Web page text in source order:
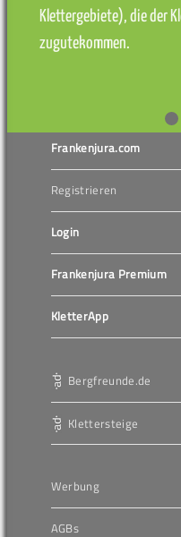
Klettergebiete), die der
zugutekommen.
Frankenjura.com
Registrieren
Login
Frankenjura Premium
KletterApp
Bergfreunde.de
Klettersteige
Werbung
AGBs